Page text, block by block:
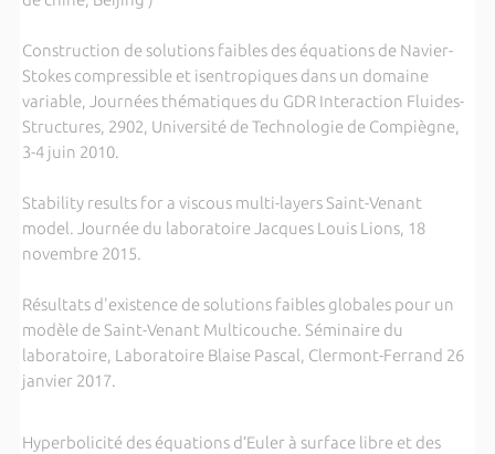
Construction de solutions faibles des équations de Navier-
Stokes compressible et isentropiques dans un domaine
variable, Journées thématiques du GDR Interaction Fluides-
Structures, 2902, Université de Technologie de Compiègne,
3-4 juin 2010.
Stability results for a viscous multi-layers Saint-Venant
model. Journée du laboratoire Jacques Louis Lions, 18
novembre 2015.
Résultats d'existence de solutions faibles globales pour un
modèle de Saint-Venant Multicouche. Séminaire du
laboratoire, Laboratoire Blaise Pascal, Clermont-Ferrand 26
janvier 2017.
Hyperbolicité des équations d’Euler à surface libre et des